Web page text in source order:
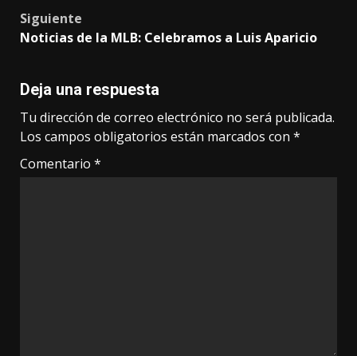
Siguiente
Noticias de la MLB: Celebramos a Luis Aparicio
Deja una respuesta
Tu dirección de correo electrónico no será publicada.
Los campos obligatorios están marcados con *
Comentario *